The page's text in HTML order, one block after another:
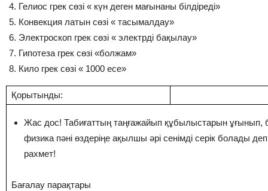
Гелиос грек сөзі « күн деген мағынаны білдіреді»
Конвекция латын сөзі « тасымалдау»
Электроскоп грек сөзі « электрді бақылау»
Гипотеза грек сөзі «болжам»
Кило грек сөзі « 1000 есе»
Қорытынды:
Жас дос! Табиғаттың таңғажайып құбылыстарын ұғынып,
физика пәні өздеріңе ақылшы әрі сенімді серік болады
рахмет!
Бағалау парақтары